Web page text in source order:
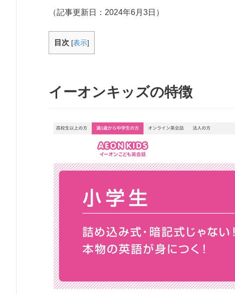
（記事更新日： 2024年6月3日 ）
目次 [表示]
イーオンキッズの特徴